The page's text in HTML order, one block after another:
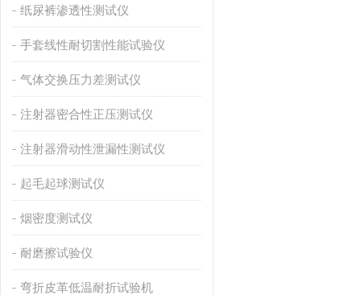
纸尿裤渗透性测试仪
手套线性耐切割性能试验仪
气体交换压力差测试仪
注射器密合性正压测试仪
注射器滑动性泄漏性测试仪
起毛起球测试仪
烟密度测试仪
耐磨擦试验仪
弯折皮革低温耐折试验机